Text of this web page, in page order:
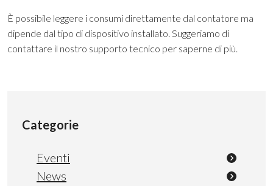
È possibile leggere i consumi direttamente dal contatore ma
dipende dal tipo di dispositivo installato. Suggeriamo di
contattare il nostro supporto tecnico per saperne di più.
Categorie
Eventi
News